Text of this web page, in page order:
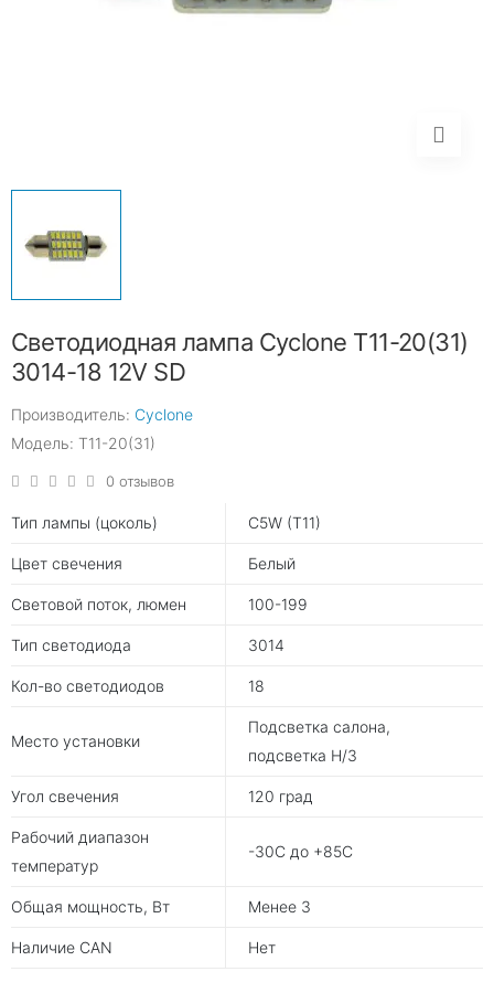
Светодиодная лампа Cyclone T11-20(31)
3014-18 12V SD
Производитель: Cyclone
Модель: T11-20(31)
0 отзывов
Тип лампы (цоколь) C5W (T11)
Цвет свечения Белый
Световой поток, люмен 100-199
Тип светодиода 3014
Кол-во светодиодов 18
Место установки
Подсветка салона,
подсветка Н/З
Угол свечения 120 град
Рабочий диапазон
температур
-30С до +85С
Общая мощность, Вт Менее 3
Наличие CAN Нет